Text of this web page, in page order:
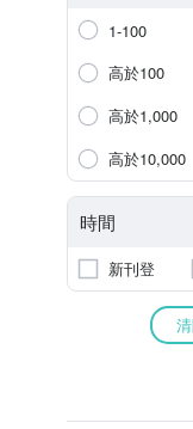
1-100
高於100
高於1,000
高於10,000
時間
新刊登